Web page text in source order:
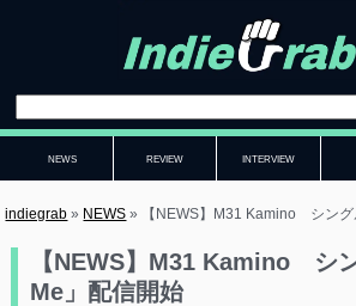
NEWS REVIEW INTERVIEW
indiegrab » NEWS » 【NEWS】M31 Kamino シン
【NEWS】M31 Kamino シ
Me」配信開始